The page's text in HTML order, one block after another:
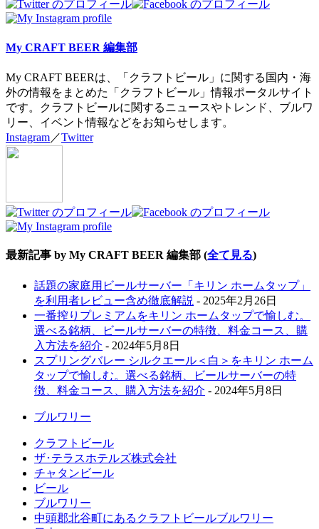
My CRAFT BEER 編集部
My CRAFT BEERは、「クラフトビール」に関する国内・海
外の情報をまとめた「クラフトビール」情報ポータルサイト
です。クラフトビールに関するニュースやトレンド、ブルワ
リー、イベント情報などをお知らせします。
Instagram／Twitter
最新記事 by My CRAFT BEER 編集部 (全て見る)
話題の家庭用ビールサーバー「キリン ホームタップ」
を利用者レビュー含め徹底解説 - 2025年2月26日
一番搾りプレミアムをキリン ホームタップで愉しむ。
選べる銘柄、ビールサーバーの特徴、料金コース、購
入方法を紹介 - 2024年5月8日
スプリングバレー シルクエール＜白＞をキリン ホーム
タップで愉しむ。選べる銘柄、ビールサーバーの特
徴、料金コース、購入方法を紹介 - 2024年5月8日
ブルワリー
クラフトビール
ザ･テラスホテルズ株式会社
チャタンビール
ビール
ブルワリー
中頭郡北谷町にあるクラフトビールブルワリー